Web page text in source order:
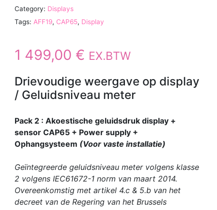
Category: Displays
Tags: AFF19, CAP65, Display
1 499,00 € EX.BTW
Drievoudige weergave op display
/ Geluidsniveau meter
Pack 2 : Akoestische geluidsdruk display +
sensor CAP65 + Power supply +
Ophangsysteem (Voor vaste installatie)
Geïntegreerde geluidsniveau meter volgens klasse
2 volgens IEC61672-1 norm van maart 2014.
Overeenkomstig met artikel 4.c & 5.b van het
decreet van de Regering van het Brussels